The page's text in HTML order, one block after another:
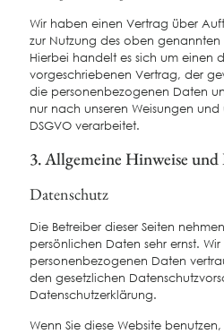
Wir haben einen Vertrag über
zur Nutzung des oben genannten
Hierbei handelt es sich um einen
vorgeschriebenen Vertrag, der
die personenbezogenen Daten
nur nach unseren Weisungen
DSGVO verarbeitet.
3. Allgemeine Hinweise
Datenschutz
Die Betreiber dieser Seiten
persönlichen Daten sehr ernst.
personenbezogenen Daten
den gesetzlichen
Datenschutzerklärung.
Wenn Sie diese Website